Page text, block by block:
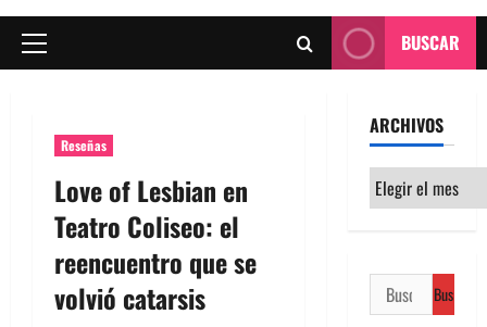
Menú
BUSCAR
Reseñas
Love of Lesbian en
Teatro Coliseo: el
reencuentro que se
volvió catarsis
ARCHIVOS
Archivos
Buscar: